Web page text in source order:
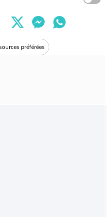
préférées